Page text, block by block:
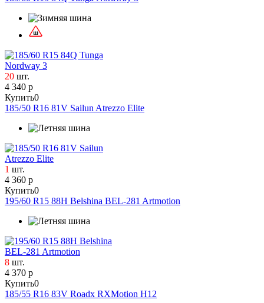
20 шт.
4 340 р
Купить0
185/50 R16 81V Sailun Atrezzo Elite
1 шт.
4 360 р
Купить0
195/60 R15 88H Belshina BEL-281 Artmotion
8 шт.
4 370 р
Купить0
185/55 R16 83V Roadx RXMotion H12